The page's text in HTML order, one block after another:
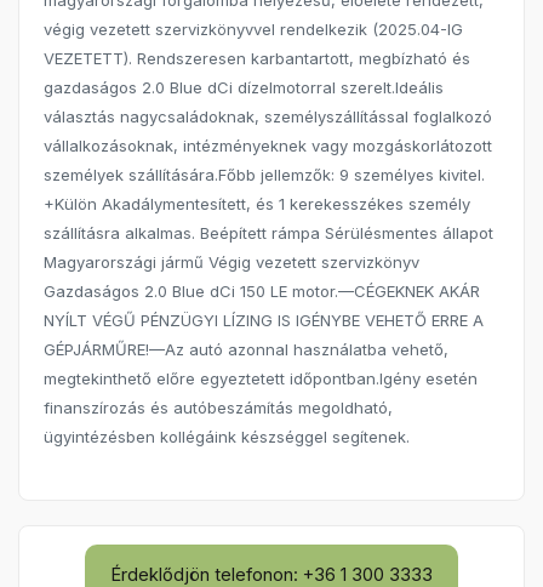
végig vezetett szervizkönyvvel rendelkezik (2025.04-IG
VEZETETT). Rendszeresen karbantartott, megbízható és
gazdaságos 2.0 Blue dCi dízelmotorral szerelt.Ideális
választás nagycsaládoknak, személyszállítással foglalkozó
vállalkozásoknak, intézményeknek vagy mozgáskorlátozott
személyek szállítására.Főbb jellemzők: 9 személyes kivitel.
+Külön Akadálymentesített, és 1 kerekesszékes személy
szállításra alkalmas. Beépített rámpa Sérülésmentes állapot
Magyarországi jármű Végig vezetett szervizkönyv
Gazdaságos 2.0 Blue dCi 150 LE motor.—CÉGEKNEK AKÁR
NYÍLT VÉGŰ PÉNZÜGYI LÍZING IS IGÉNYBE VEHETŐ ERRE A
GÉPJÁRMŰRE!—Az autó azonnal használatba vehető,
megtekinthető előre egyeztetett időpontban.Igény esetén
finanszírozás és autóbeszámítás megoldható,
ügyintézésben kollégáink készséggel segítenek.
Érdeklődjön telefonon: +36 1 300 3333